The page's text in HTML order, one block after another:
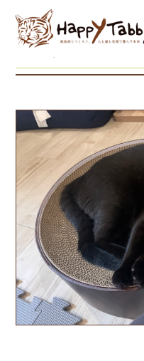
ホーム
アンジュ